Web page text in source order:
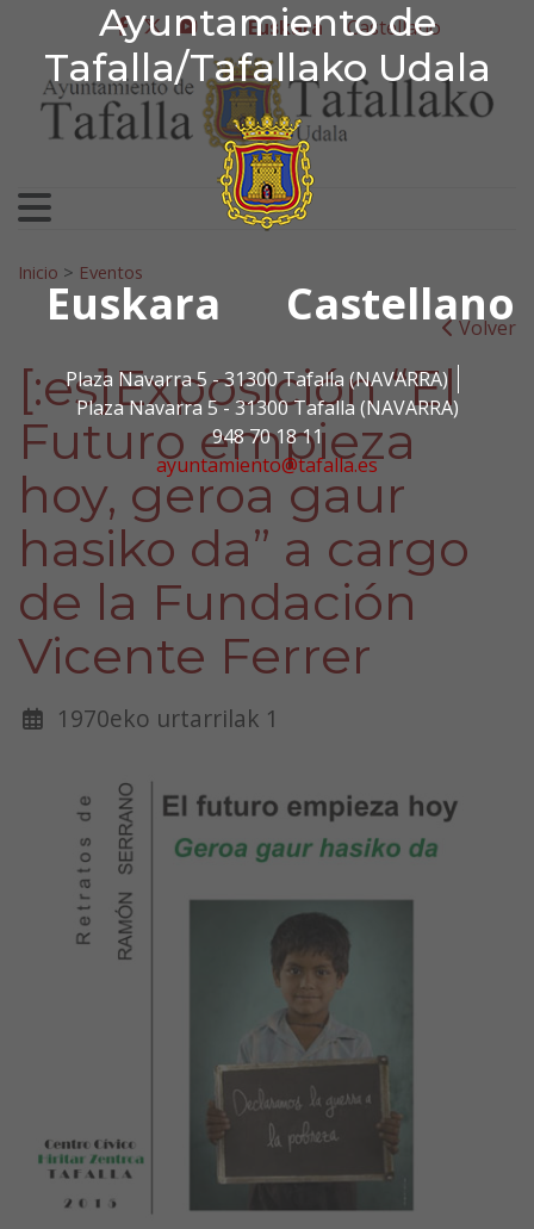
Ayuntamiento de
Tafalla/Tafallako Udala
Euskara Castellano
Plaza Navarra 5 - 31300 Tafalla (NAVARRA)
Plaza Navarra 5 - 31300 Tafalla (NAVARRA)
948 70 18 11
ayuntamiento@tafalla.es
Ir al contenido
Ayuntamiento de
facebook
twitter
youtube
Euskara Castellano
Bilatu:
Inicio > Eventos
Volver
[:es]Exposición “El
Futuro empieza
hoy, geroa gaur
hasiko da” a cargo
de la Fundación
Vicente Ferrer
1970eko urtarrilak 1